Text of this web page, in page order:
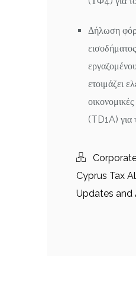
Δήλωση
ετοιμάζει
(TD1A) για
Cyprus Tax
Updates and